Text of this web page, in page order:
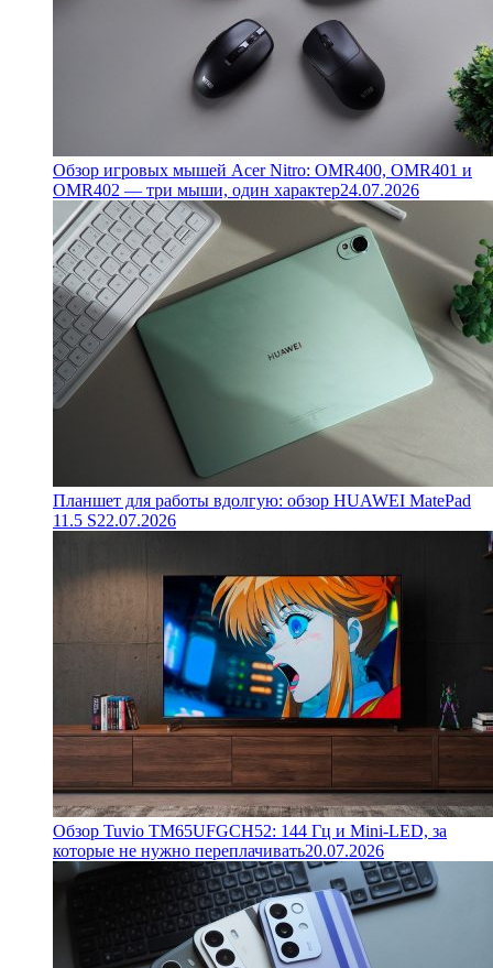
Обзор игровых мышей Acer Nitro: OMR400, OMR401 и
OMR402 — три мыши, один характер24.07.2026
Планшет для работы вдолгую: обзор HUAWEI MatePad
11.5 S22.07.2026
Обзор Tuvio TM65UFGCH52: 144 Гц и Mini-LED, за
которые не нужно переплачивать20.07.2026